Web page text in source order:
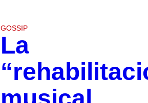
GOSSIP
La